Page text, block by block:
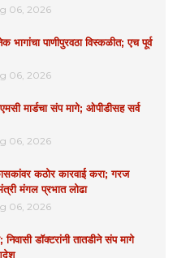
06, 2026
पाणीपुरवठा विस्कळीत; एच पूर्व
06, 2026
मार्डचा संप मागे; ओपीडीसह सर्व
06, 2026
कठोर कारवाई करा; गरज
मंगल प्रभात लोढा
06, 2026
डॉक्टरांनी तातडीने संप मागे